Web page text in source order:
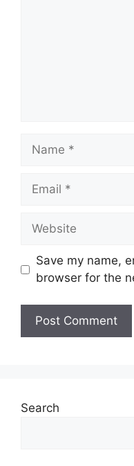
Name
Email
Website
Save my name,
browser for the
Search